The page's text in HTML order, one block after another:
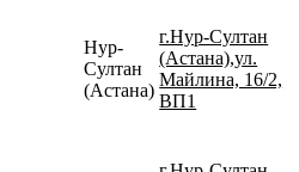
Нур-
Султан
(Астана)
г.Нур-Султан
(Астана),ул.
Майлина, 16/2,
ВП1